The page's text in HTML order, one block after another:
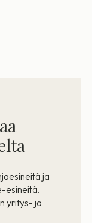
ja
esineitä.
yritys- ja